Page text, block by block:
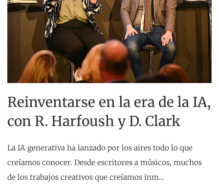
Reinventarse en la era de la IA,
con R. Harfoush y D. Clark
La IA generativa ha lanzado por los aires todo lo que
creíamos conocer. Desde escritores a músicos, muchos
de los trabajos creativos que creíamos inm…